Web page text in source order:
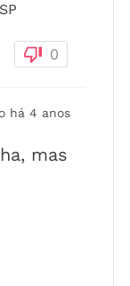
0
há 4 anos
mas